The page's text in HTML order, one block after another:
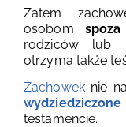
Zatem
osobom
rodziców lub
otrzyma także
Zachoweknie
wydziedziczone
testamencie.